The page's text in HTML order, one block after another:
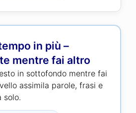
in più –
mentre fai altro
in sottofondo mentre fai
assimila parole, frasi e
solo.